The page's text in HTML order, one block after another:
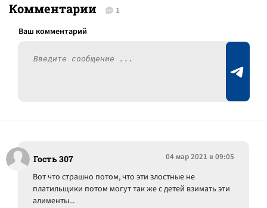
Комментарии 1
Гость 307 04 мар 2021 в 09:05
Вот что страшно потом, что эти злостные не
платильщики потом могут так же с детей взимать эти
алименты...